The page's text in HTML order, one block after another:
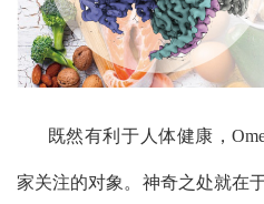
既然有利于人体健康，
家关注的对象。神奇之处就在